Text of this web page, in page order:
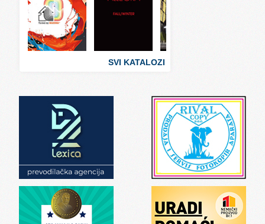
Svet zabave i umetnosti
Svet zanimljivosti
Svet zdravlja
SVI KATALOZI